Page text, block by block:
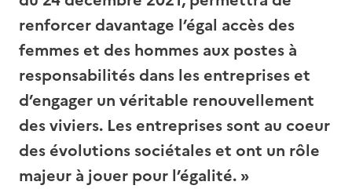
renforcer davantage l’égal accès des
femmes et des hommes aux postes à
responsabilités dans les entreprises et
d’engager un véritable renouvellement
des viviers. Les entreprises sont au coeur
des évolutions sociétales et ont un rôle
majeur à jouer pour l’égalité. »